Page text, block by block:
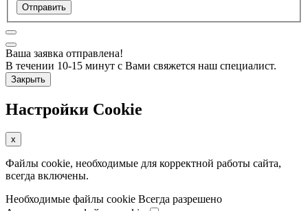
Отправить
Ваша заявка отправлена!
В течении 10-15 минут с Вами свяжется наш специалист.
Закрыть
Настройки Cookie
x
Файлы cookie, необходимые для корректной работы сайта,
всегда включены.
Необходимые файлы cookie Всегда разрешено